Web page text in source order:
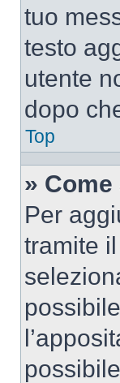
tuo
testo
utente
dopo
Top
»
Per
tramite